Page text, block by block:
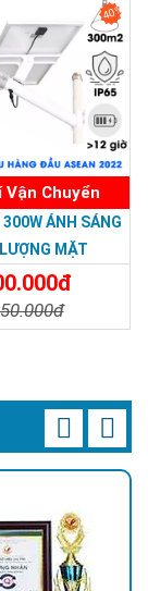
sáng hơn và
khả năng quản
40%
Vận Chuyển
ÁNH SÁNG
MẶT
300W